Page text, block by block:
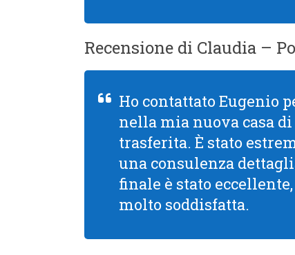
Recensione di Claudia –
Ho contattato Eugenio
nella mia nuova casa
trasferita. È stato
una consulenza
finale è stato
molto soddisfatta.